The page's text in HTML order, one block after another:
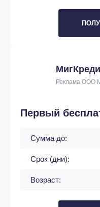
Реклама ООО
Первый
Сумма до:
Срок (дни):
Возраст: